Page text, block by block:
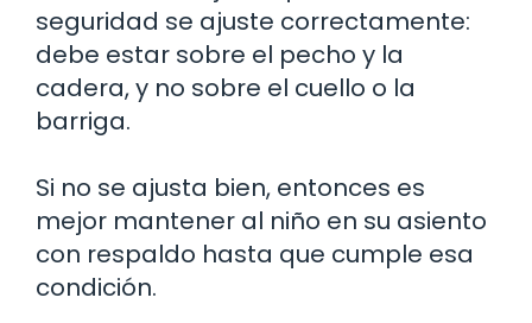
seguridad se ajuste correctamente:
debe estar sobre el pecho y la
cadera, y no sobre el cuello o la
barriga.
Si no se ajusta bien, entonces es
mejor mantener al niño en su asiento
con respaldo hasta que cumple esa
condición.